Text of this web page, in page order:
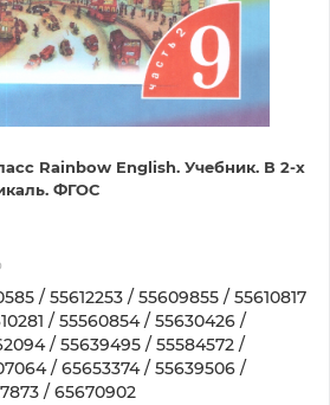
Rainbow English. Учебник. В 2-х
ФГОС
/ 55612253 / 55609855 / 55610817
/ 55560854 / 55630426 /
/ 55639495 / 55584572 /
/ 65653374 / 55639506 /
/ 65670902